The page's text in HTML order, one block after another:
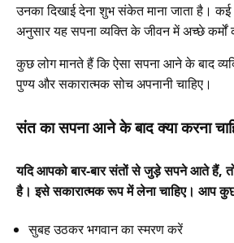
उनका दिखाई देना शुभ संकेत माना जाता है। कई
अनुसार यह सपना व्यक्ति के जीवन में अच्छे कर्मों
कुछ लोग मानते हैं कि ऐसा सपना आने के बाद
पुण्य और सकारात्मक सोच अपनानी चाहिए।
संत का सपना आने के बाद क्या करना
यदि आपको बार-बार संतों से जुड़े सपने आते हैं,
है। इसे सकारात्मक रूप में लेना चाहिए। आप
सुबह उठकर भगवान का स्मरण करें